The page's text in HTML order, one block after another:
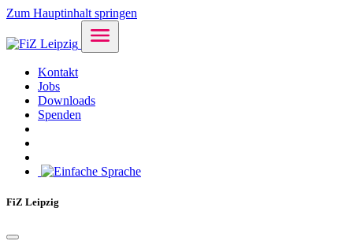
Zum Hauptinhalt springen
Kontakt
Jobs
Downloads
Spenden
FiZ Leipzig